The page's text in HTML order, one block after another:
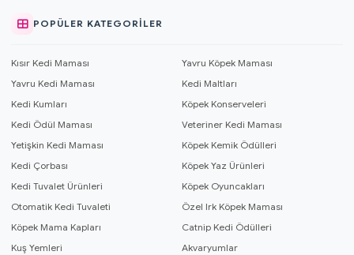
POPÜLER KATEGORILER
Kısır Kedi Maması
Yavru Köpek Maması
Yavru Kedi Maması
Kedi Maltları
Kedi Kumları
Köpek Konserveleri
Kedi Ödül Maması
Veteriner Kedi Maması
Yetişkin Kedi Maması
Köpek Kemik Ödülleri
Kedi Çorbası
Köpek Yaz Ürünleri
Kedi Tuvalet Ürünleri
Köpek Oyuncakları
Otomatik Kedi Tuvaleti
Özel Irk Köpek Maması
Köpek Mama Kapları
Catnip Kedi Ödülleri
Kuş Yemleri
Akvaryumlar